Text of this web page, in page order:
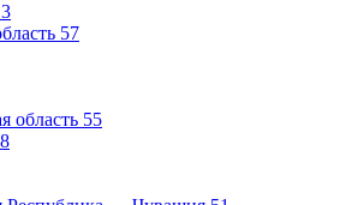
3
57
область 55